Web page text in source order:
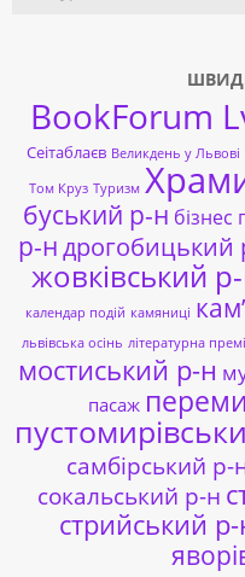
BookForum
Сеітаблаєв Великдень у Львові
Том Круз Туризм
буський р-н бізнес
р-ндрогобицький
жовківський
календар подій камяниці
львівська осінь літературна
мостиський р-н
пасаж
самбірський р-
сокальський р-н
стрийський р-